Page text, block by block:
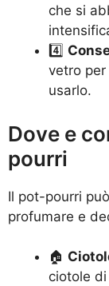
che si
4️⃣
vetro
usarlo.
Dove e
pourri
Il pot-pourri
profumare e
🏠
ciotole